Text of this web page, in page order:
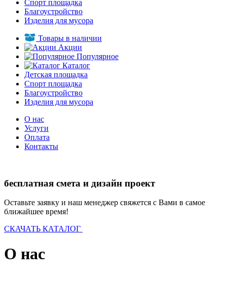
Спорт площадка
Благоустройство
Изделия для мусора
Товары в наличии
Акции
Популярное
Каталог
Детская площадка
Спорт площадка
Благоустройство
Изделия для мусора
О нас
Услуги
Оплата
Контакты
бесплатная смета и дизайн проект
Оставьте заявку и наш менеджер свяжется с Вами в самое
ближайшее время!
СКАЧАТЬ КАТАЛОГ
О нас